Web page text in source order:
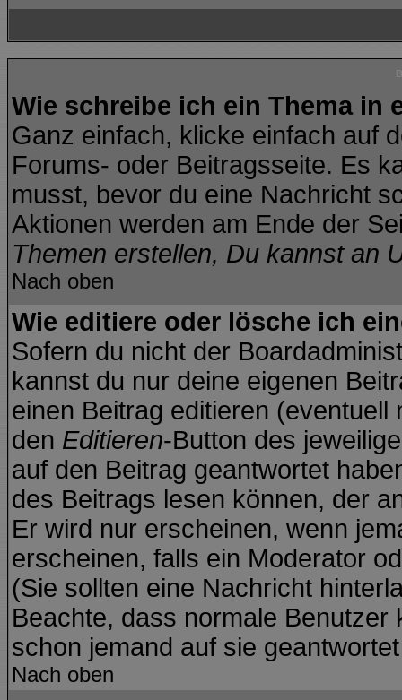
Wie schreibe ich ein Thema in
Ganz einfach, klicke einfach auf
Forums- oder Beitragsseite. Es
musst, bevor du eine Nachricht
Aktionen werden am Ende der
Themen erstellen, Du kannst an
Nach oben
Wie editiere oder lösche ich
Sofern du nicht der
kannst du nur deine eigenen
einen Beitrag editieren
den Editieren-Button des
auf den Beitrag geantwortet
des Beitrags lesen können, der
Er wird nur erscheinen, wenn
erscheinen, falls ein Moderator
(Sie sollten eine Nachricht
Beachte, dass normale
schon jemand auf sie
Nach oben